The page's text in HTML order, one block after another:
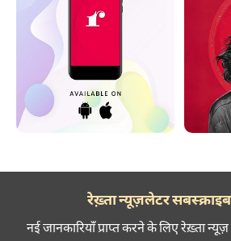
रेख़्ता न्यूज़लेटर
नई जानकारियाँ प्राप्त करने के लिए रेख़्ता